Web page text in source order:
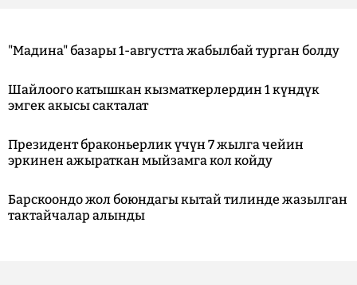
"Мадина" базары 1-августта жабылбай турган болду
Шайлоого катышкан кызматкерлердин 1 күндүк
эмгек акысы сакталат
Президент браконьерлик үчүн 7 жылга чейин
эркинен ажыраткан мыйзамга кол койду
Барскоондо жол боюндагы кытай тилинде жазылган
тактайчалар алынды